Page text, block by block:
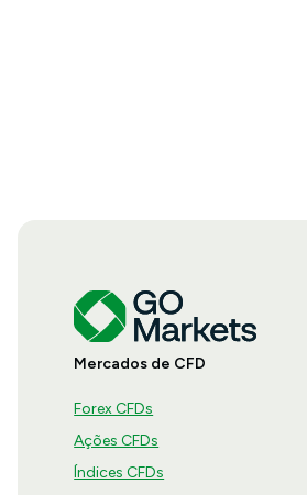
Mercados de CFD
Forex CFDs
Ações CFDs
Índices CFDs